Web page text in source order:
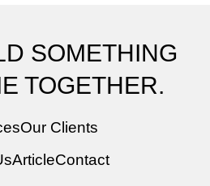
SOMETHING
TOGETHER.
Our Clients
ArticleContact